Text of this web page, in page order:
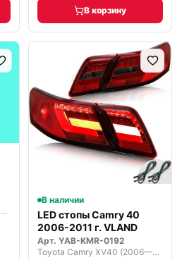
В корзину
Toyota Camry XV40 (2006—2009)
В наличии
LED стопы Camry 40
2006-2011 г. VLAND
Арт. YAB-KMR-0192
Toyota Camry XV40 (2006—2009)